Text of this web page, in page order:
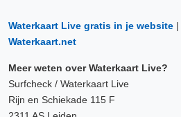
Waterkaart Live gratis in je website |
Waterkaart.net
Meer weten over Waterkaart Live?
Surfcheck / Waterkaart Live
Rijn en Schiekade 115 F